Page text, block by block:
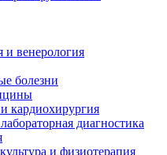
и венерология
болезни
кардиохирургия
диагностика
и физиотерапия